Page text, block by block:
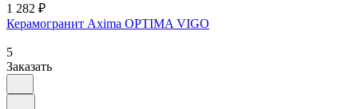
1 282 ₽
Керамогранит Axima OPTIMA VIGO
5
Заказать